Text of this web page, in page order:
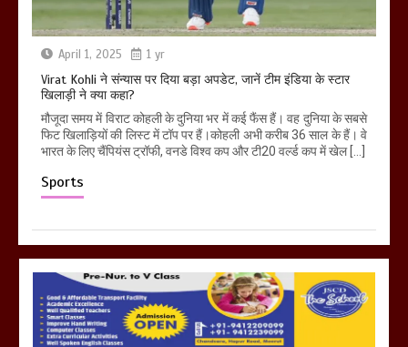
April 1, 2025 1 yr
Virat Kohli ने संन्यास पर दिया बड़ा अपडेट, जानें टीम इंडिया के स्टार
खिलाड़ी ने क्या कहा?
मौजूदा समय में विराट कोहली के दुनिया भर में कई फैंस हैं। वह दुनिया के सबसे
फिट खिलाड़ियों की लिस्ट में टॉप पर हैं।कोहली अभी करीब 36 साल के हैं। वे
भारत के लिए चैंपियंस ट्रॉफी, वनडे विश्व कप और टी20 वर्ल्ड कप में खेल […]
Sports